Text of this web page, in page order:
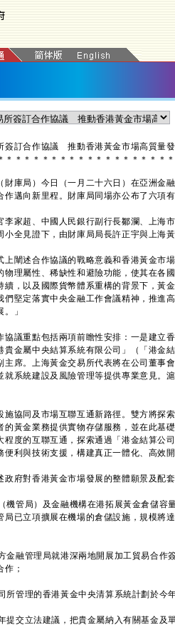
簽訂合作協議 推動香港黃金市場高質量發
＊ ＊ ＊ ＊ ＊ ＊ ＊ ＊ ＊ ＊ ＊ ＊ ＊ ＊ ＊ ＊ ＊ ＊ ＊
局）今日（一月二十六日）在亞洲金
作邁向新里程。財庫局同場亦公布了六項
超、中國人民銀行副行長鄒瀾、上海
小全見證下，由財庫局局長許正宇與上海
述合作協議的戰略意義和香港黃金市
物理屬性、稀缺性和避險功能，使其在各
續，以及國際貨幣體系重構的背景下，黃
們堅定落實中央金融工作會議精神，推進
」
重點包括兩項前瞻性安排：一是建立
貴金屬中央結算系統有限公司」（「港金
主席。上海黃金交易所代表將在公司董事
就系統建設及風險管理等提供專業意見。
同及市場互聯互通新路徑。雙方將探
的黃金業務提供實物存儲服務，並在此基
程度的互聯互通，探索通過「港金結算公
便利與技術支援，構建真正一體化、高效開
府對香港黃金市場發展的整體願景及配套
機管局）及金融機構在港拓展黃金倉儲
局已立項擴展在機場的倉儲設施，規模將
金融管理局就港深兩地開展加工貿易合作
作；
所管理的香港黃金中央清算系統計劃於今
提交立法建議，把貴金屬納入有關基金及